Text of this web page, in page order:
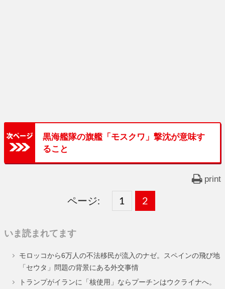
黒海艦隊の旗艦「モスクワ」撃沈が意味す
ること
print
ページ:
固
ー
ジ
1 ,
固
ー
ジ
2
いま読まれてます
モロッコから6万人の不法移民が流入のナゼ。スペインの飛び地
「セウタ」問題の背景にある外交事情
トランプがイランに「核使用」ならプーチンはウクライナへ。